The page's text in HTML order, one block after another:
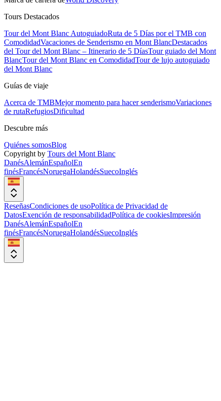
Tours Destacados
Tour del Mont Blanc AutoguiadoRuta de 5 Días por el TMB con
ComodidadVacaciones de Senderismo en Mont BlancDestacados
del Tour del Mont Blanc – Itinerario de 5 DíasTour guiado del Mont
BlancTour del Mont Blanc en ComodidadTour de lujo autoguiado
del Mont Blanc
Guías de viaje
Acerca de TMBMejor momento para hacer senderismoVariaciones
de rutaRefugiosDificultad
Descubre más
Quiénes somosBlog
Copyright by Tours del Mont Blanc
DanésAlemánEspañolEn
finésFrancésNoruegaHolandésSuecoInglés
ReseñasCondiciones de usoPolítica de Privacidad de
DatosExención de responsabilidadPolítica de cookiesImpresión
DanésAlemánEspañolEn
finésFrancésNoruegaHolandésSuecoInglés